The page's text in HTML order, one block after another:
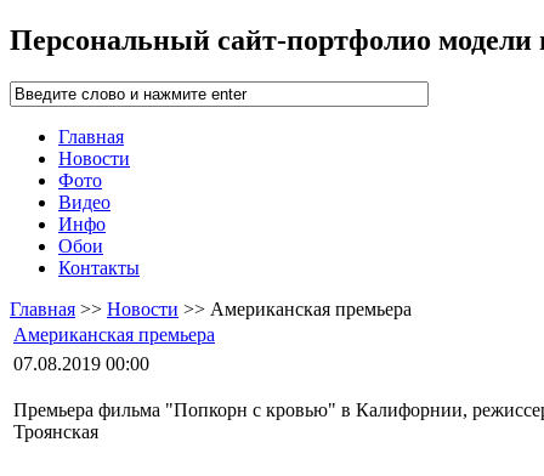
Персональный сайт-портфолио
Главная
Новости
Фото
Видео
Инфо
Обои
Контакты
Главная >> Новости >> Американская премьера
Американская премьера
07.08.2019 00:00
Премьера фильма "Попкорн с кровью" в Калифорнии,
Троянская